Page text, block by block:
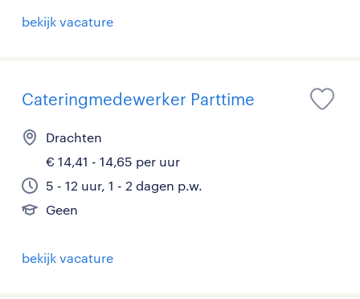
bekijk vacature
Cateringmedewerker Parttime
Drachten
€ 14,41 - 14,65 per uur
5 - 12 uur, 1 - 2 dagen p.w.
Geen
bekijk vacature